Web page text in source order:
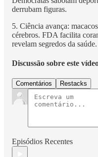
derrubam figuras.
5. Ciência avança:
cérebros. FDA facilita
revelam segredos da saúde.
Discussão sobre este
Comentários Restacks
Episódios Recentes